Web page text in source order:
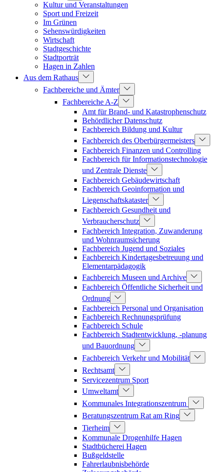
Kultur und Veranstaltungen
Sport und Freizeit
Im Grünen
Sehenswürdigkeiten
Wirtschaft
Stadtgeschichte
Stadtporträt
Hagen in Zahlen
Aus dem Rathaus
Fachbereiche und Ämter
Fachbereiche A-Z
Amt für Brand- und Katastrophenschutz
Behördlicher Datenschutz
Fachbereich Bildung und Kultur
Fachbereich des Oberbürgermeisters
Fachbereich Finanzen und Controlling
Fachbereich für Informationstechnologie
und Zentrale Dienste
Fachbereich Gebäudewirtschaft
Fachbereich Geoinformation und
Liegenschaftskataster
Fachbereich Gesundheit und
Verbraucherschutz
Fachbereich Integration, Zuwanderung
und Wohnraumsicherung
Fachbereich Jugend und Soziales
Fachbereich Kindertagesbetreuung und
Elementarpädagogik
Fachbereich Museen und Archive
Fachbereich Öffentliche Sicherheit und
Ordnung
Fachbereich Personal und Organisation
Fachbereich Rechnungsprüfung
Fachbereich Schule
Fachbereich Stadtentwicklung, -planung
und Bauordnung
Fachbereich Verkehr und Mobilität
Rechtsamt
Servicezentrum Sport
Umweltamt
Kommunales Integrationszentrum
Beratungszentrum Rat am Ring
Tierheim
Kommunale Drogenhilfe Hagen
Stadtbücherei Hagen
Bußgeldstelle
Fahrerlaubnisbehörde